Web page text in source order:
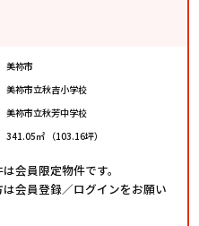
美祢市
美祢市立秋吉小学校
美祢市立秋芳中学校
341.05㎡ （103.16坪）
会員限定物件です。
会員登録／ログインをお願い